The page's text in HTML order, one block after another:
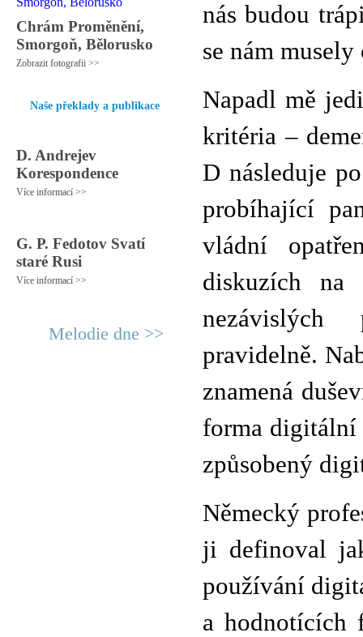
Chrám Proměnění,
Smorgoň, Bělorusko
Zobrazit fotografii >>
Naše překlady a publikace
D. Andrejev
Korespondence
Více informací >>
G. P. Fedotov Svatí
staré Rusi
Více informací >>
Melodie dne >>
nás budou
se nám
Napadl mě
kritéria –
D následuje
probíhající
vládní
diskuzích na
pravidelně.
znamená
forma digitální
způsobený
Německý
ji definoval
používání
a hodnotících